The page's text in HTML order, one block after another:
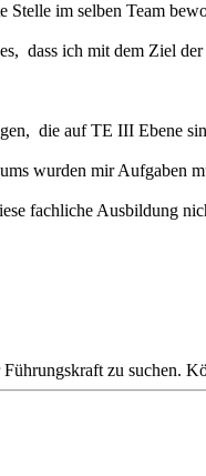
Stelle im selben Team
dass ich mit dem Ziel
die auf TE III Ebene
wurden mir Aufgaben
fachliche Ausbildung
zu suchen.